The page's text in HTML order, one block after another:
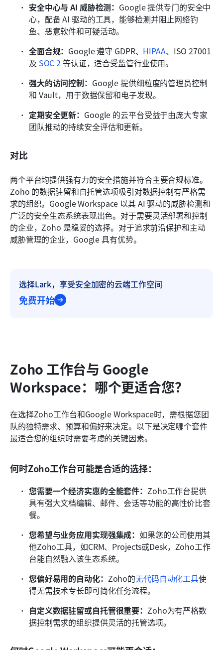
安全中心与 AI 威胁检测： Google 提供专门的安全中
心，配备 AI 驱动的工具，能够检测并阻止网络钓
鱼、恶意软件和可疑活动。
全面合规： Google 遵守 GDPR、 HIPAA、ISO 27001
及 SOC 2 等认证，适合受监管行业使用。
强大的访问控制： Google 提供细粒度的管理员控制
和 Vault，用于数据保留和电子发现。
定期安全更新： Google 的云平台受益于由庞大专家
团队推动的持续安全评估和更新。
对比
两个平台均提供强有力的安全措施并符合主要合规标准。
Zoho 的数据驻留和自托管选项吸引对数据控制有严格需
求的组织。Google Workspace 以其 AI 驱动的威胁检测和
广泛的安全生态系统表现出色。对于需要灵活部署和控制
的企业，Zoho 是稳妥的选择。对于追求前沿保护和主动
威胁管理的企业，Google 具有优势。
选择Lark，享受安全加密的云端工作空间
免费开始
Zoho 工作台与 Google
Workspace：哪个更适合您？
在选择Zoho工作台和Google Workspace时，需根据您团
队的独特需求、预算和偏好来决定。以下是决定哪个套件
最适合您的组织时需要考虑的关键因素。
何时Zoho工作台可能是合适的选择：
您需要一个经济实惠的全能套件： Zoho工作台提供
具有强大文档编辑、邮件、会话等功能的高性价比套
餐。
您希望与业务应用实现强集成：如果您的公司使用其
他Zoho工具，如CRM、Projects或Desk，Zoho工作
台能自然融入该生态系统。
您偏好易用的自动化： Zoho的无代码自动化工具使
得无需技术专长即可简化任务流程。
自定义数据驻留或自托管很重要： Zoho为有严格数
据控制需求的组织提供灵活的托管选项。